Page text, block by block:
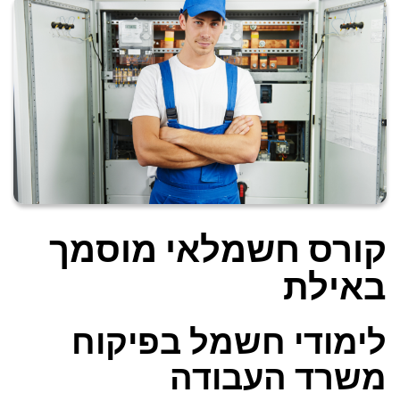
קורס חשמלאי מוסמך
באילת
לימודי חשמל בפיקוח
משרד העבודה